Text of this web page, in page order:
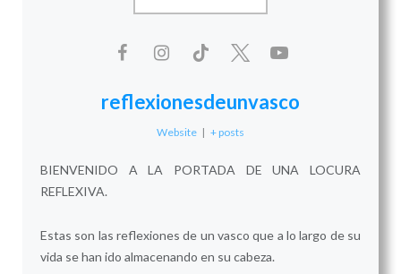
reflexionesdeunvasco
Website | + posts
BIENVENIDO A LA PORTADA DE UNA LOCURA
REFLEXIVA.
Estas son las reflexiones de un vasco que a lo largo de su
vida se han ido almacenando en su cabeza.